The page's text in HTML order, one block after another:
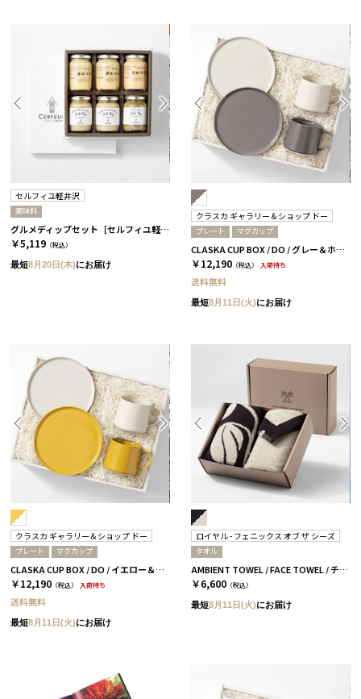
セルフィユ軽井沢
調味料
グルメディップセット［セルフィユ軽井沢］
￥5,119 （税込）
最短8月20日(木)にお届け
クラスカ ギャラリー＆ショップ ドー
プレート マグカップ
CLASKA CUP BOX / DO / グレー＆ホワイト［クラスカ ギャラリー＆ショップ ドー］
￥12,190 （税込） 入荷待ち
送料無料
最短8月11日(火)にお届け
クラスカ ギャラリー＆ショップ ドー
プレート マグカップ
CLASKA CUP BOX / DO / イエロー＆ホワイト［クラスカ ギャラリー＆ショップ ドー］
￥12,190 （税込） 入荷待ち
送料無料
最短8月11日(火)にお届け
ロイヤル - フェニックス オブ ザ シーズ
タオル
AMBIENT TOWEL / FACE TOWEL / チャコール
￥6,600 （税込）
最短8月11日(火)にお届け